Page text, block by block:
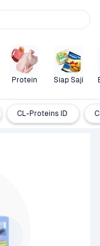
Protein Siap Saji
CL-Proteins ID